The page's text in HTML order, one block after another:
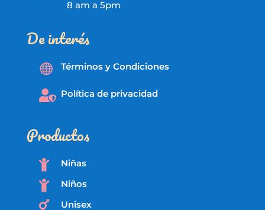
8 am a 5pm
De interés
 Términos y Condiciones
 Política de privacidad
Productos
 Niñas
 Niños
 Unisex